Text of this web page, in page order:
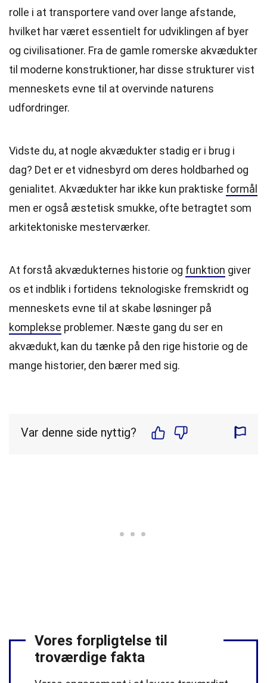
rolle i at transportere vand over lange afstande,
hvilket har været essentielt for udviklingen af byer
og civilisationer. Fra de gamle romerske akvædukter
til moderne konstruktioner, har disse strukturer vist
menneskets evne til at overvinde naturens
udfordringer.
Vidste du, at nogle akvædukter stadig er i brug i
dag? Det er et vidnesbyrd om deres holdbarhed og
genialitet. Akvædukter har ikke kun praktiske formål
men er også æstetisk smukke, ofte betragtet som
arkitektoniske mesterværker.
At forstå akvædukternes historie og funktion giver
os et indblik i fortidens teknologiske fremskridt og
menneskets evne til at skabe løsninger på
komplekse problemer. Næste gang du ser en
akvædukt, kan du tænke på den rige historie og de
mange historier, den bærer med sig.
Var denne side nyttig?
Vores forpligtelse til
troværdige fakta